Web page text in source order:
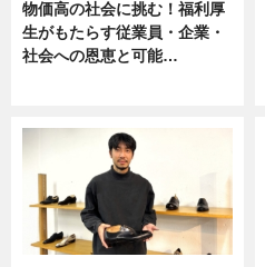
物価高の社会に挑む！福利厚
生がもたらす従業員・企業・
社会への恩恵と可能…